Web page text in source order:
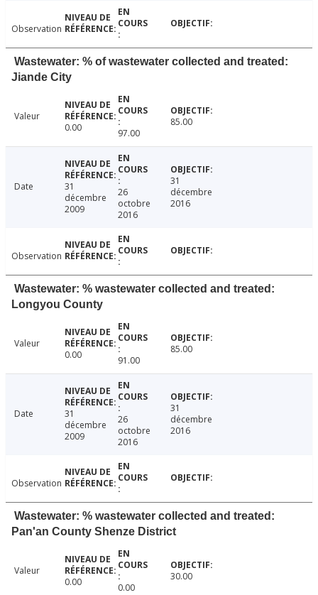
Observation
Wastewater: % of wastewater collected and treated:
Jiande City
Valeur
0.00
97.00
85.00
Date
31
décembre
2009
26
octobre
2016
31
décembre
2016
Observation
Wastewater: % wastewater collected and treated:
Longyou County
Valeur
0.00
91.00
85.00
Date
31
décembre
2009
26
octobre
2016
31
décembre
2016
Observation
Wastewater: % wastewater collected and treated:
Pan'an County Shenze District
Valeur
0.00
0.00
30.00